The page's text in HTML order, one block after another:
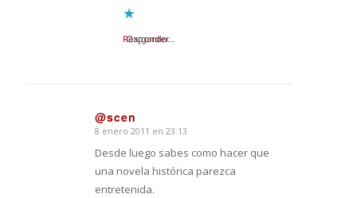
Cargando...
Responder
@scen
Dice:
8 enero 2011 en 23:13
Desde luego sabes como hacer que
una novela histórica parezca
entretenida.